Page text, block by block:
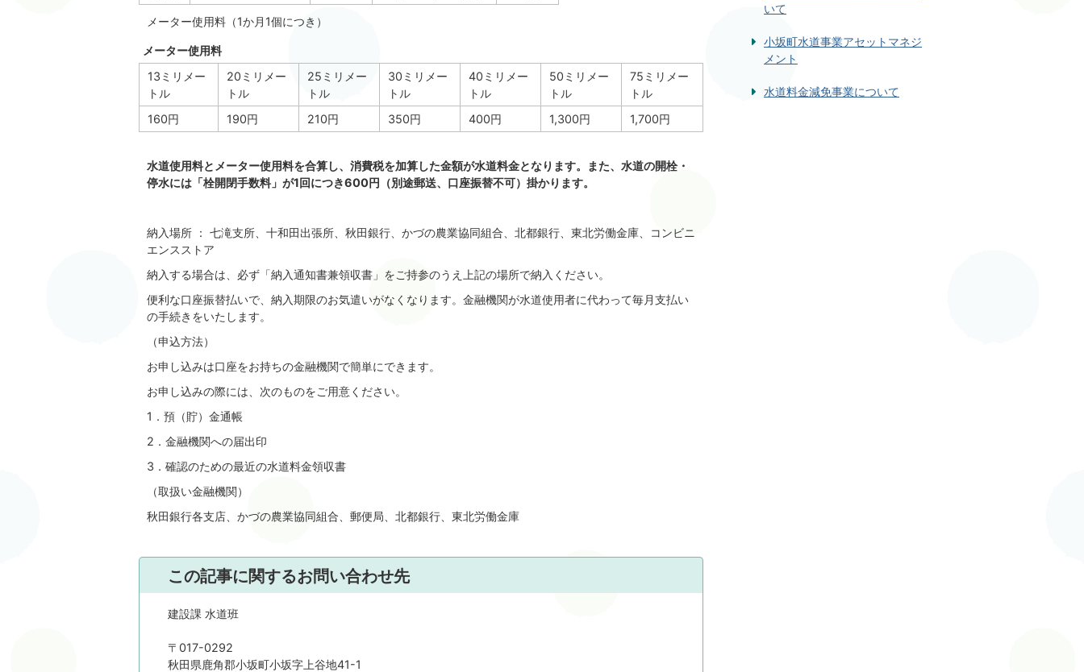
メーター使用料（1か月1個につき）
メーター使用料
13ミリメー
トル
20ミリメー
トル
25ミリメー
トル
30ミリメー
トル
40ミリメー
トル
50ミリメー
トル
75ミリメー
トル
160円
190円 210円 350円 400円 1,300円 1,700円
水道使用料とメーター使用料を合算し、消費税を加算した金額が水道料金となります。
また、水道の開栓・
停水には「栓開閉手数料」が1回につき600円（別途郵送、口座振替不可）掛かります。
納入場所 ： 七滝支所、十和田出張所、秋田銀行、かづの農業協同組合、北都銀行、東北労働金庫、コンビニ
エンスストア
納入する場合は、必ず「納入通知書兼領収書」をご持参のうえ上記の場所で納入ください。
便利な口座振替払いで、納入期限のお気遣いがなくなります。金融機関が水道使用者に代わって毎月支払い
の手続きをいたします。
（申込方法）
お申し込みは口座をお持ちの金融機関で簡単にできます。
お申し込みの際には、次のものをご用意ください。
1．預（貯）金通帳
2．金融機関への届出印
3．確認のための最近の水道料金領収書
（取扱い金融機関）
秋田銀行各支店、かづの農業協同組合、郵便局、北都銀行、東北労働金庫
この記事に関するお問い合わせ先
建設課 水道班
〒017-0292
秋田県鹿角郡小坂町小坂字上谷地41-1
いて
小坂町水道事業アセットマネジ
メント
水道料金減免事業について